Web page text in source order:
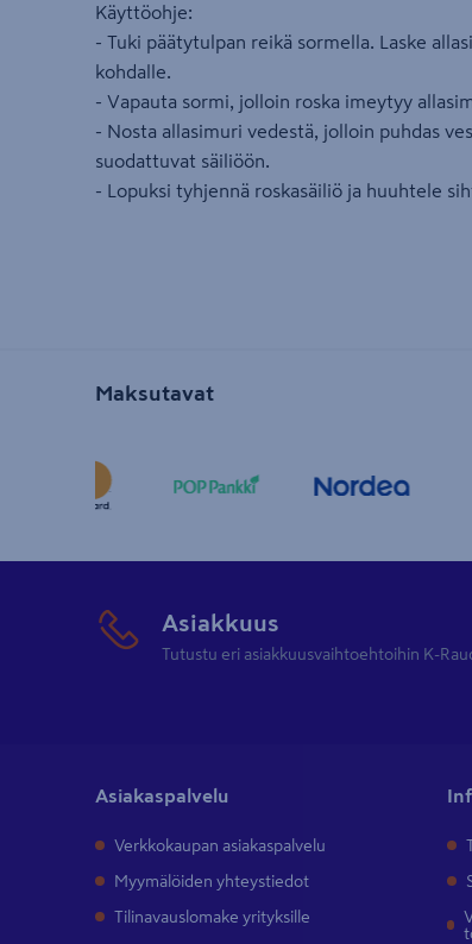
Käyttöohje:
- Tuki päätytulpan reikä sormella. Laske
kohdalle.
- Vapauta sormi, jolloin roska imeytyy
- Nosta allasimuri vedestä, jolloin puhdas
suodattuvat säiliöön.
- Lopuksi tyhjennä roskasäiliö ja huuhtele
Maksutavat
Asiakkuus
Tutustu eri asiakkuusvaihtoehtoihin K-
Asiakaspalvelu
Verkkokaupan asiakaspalvelu
Myymälöiden yhteystiedot
Tilinavauslomake yrityksille